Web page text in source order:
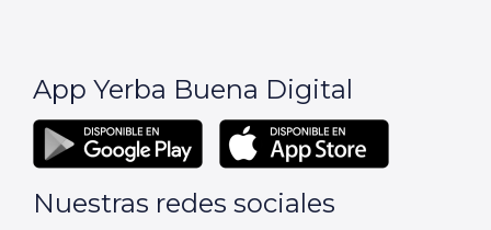
App Yerba Buena Digital
Nuestras redes sociales